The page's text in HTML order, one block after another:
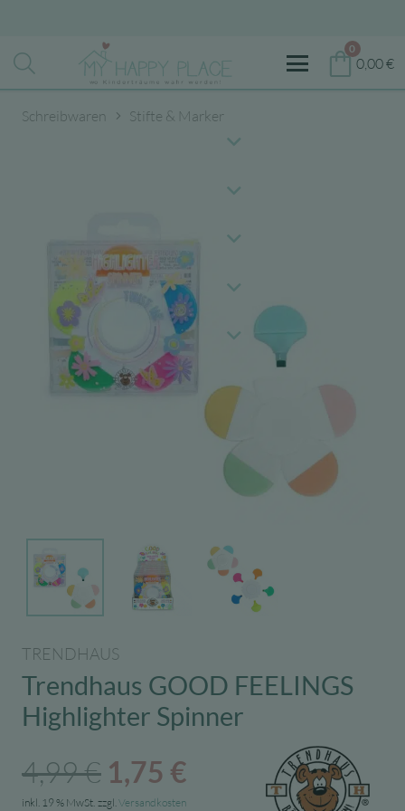
0
0,00€
Schreibwaren Stifte & Marker
TRENDHAUS
Trendhaus GOOD FEELINGS
Highlighter Spinner
4,99€ Ursprünglicher
1,75 € Aktueller
inkl. 19 % MwSt. zzgl.Versandkosten